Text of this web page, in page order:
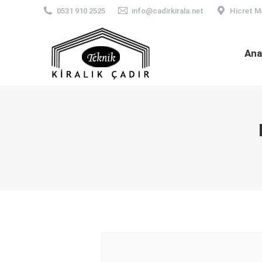
0531 910 2525 info@cadirkirala.net Hicret